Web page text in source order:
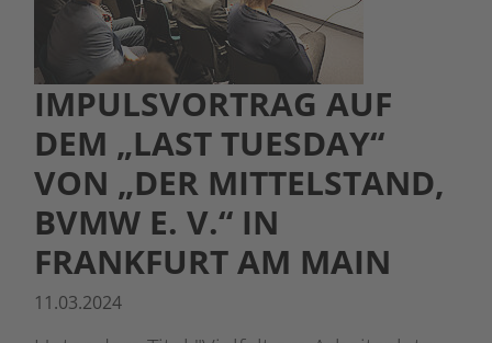
IMPULSVORTRAG AUF
DEM „LAST TUESDAY“
VON „DER MITTELSTAND,
BVMW E. V.“ IN
FRANKFURT AM MAIN
11.03.2024